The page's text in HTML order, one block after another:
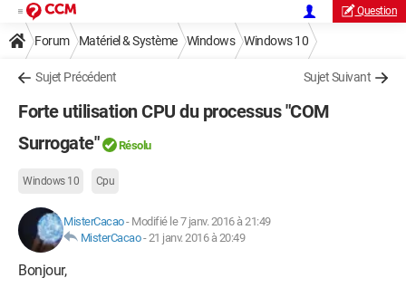
Question
Forum Matériel & Système Windows Windows 10
Sujet Précédent Sujet Suivant
Forte utilisation CPU du processus "COM
Surrogate"
Résolu
Windows 10 Cpu
MisterCacao- Modifié le 7 janv. 2016 à 21:49
MisterCacao-21 janv. 2016 à 20:49
Bonjour,